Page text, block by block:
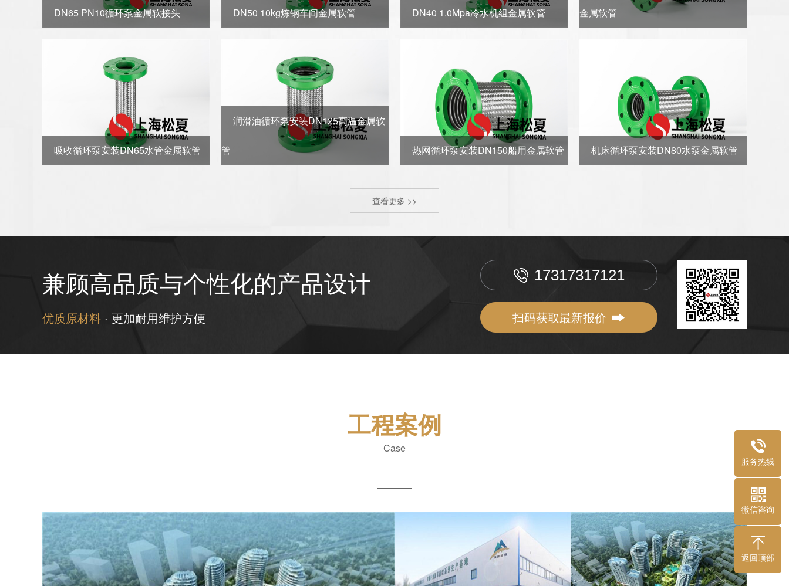
DN65 PN10循环泵金属软接头 DN50 10kg炼钢车间金属软管 DN40 1.0Mpa冷水机组金属软管 金属软管
吸收循环泵安装DN65水管金属软管
润滑油循环泵安装DN125高温金属软
管 热网循环泵安装DN150船用金属软管 机床循环泵安装DN80水泵金属软管
查看更多 >>
兼顾高品质与个性化的产品设计
优质原材料 · 更加耐用维护方便
17317317121
扫码获取最新报价
工程案例
Case
服务热线
微信咨询
返回顶部